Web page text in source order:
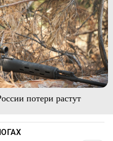
потери растут